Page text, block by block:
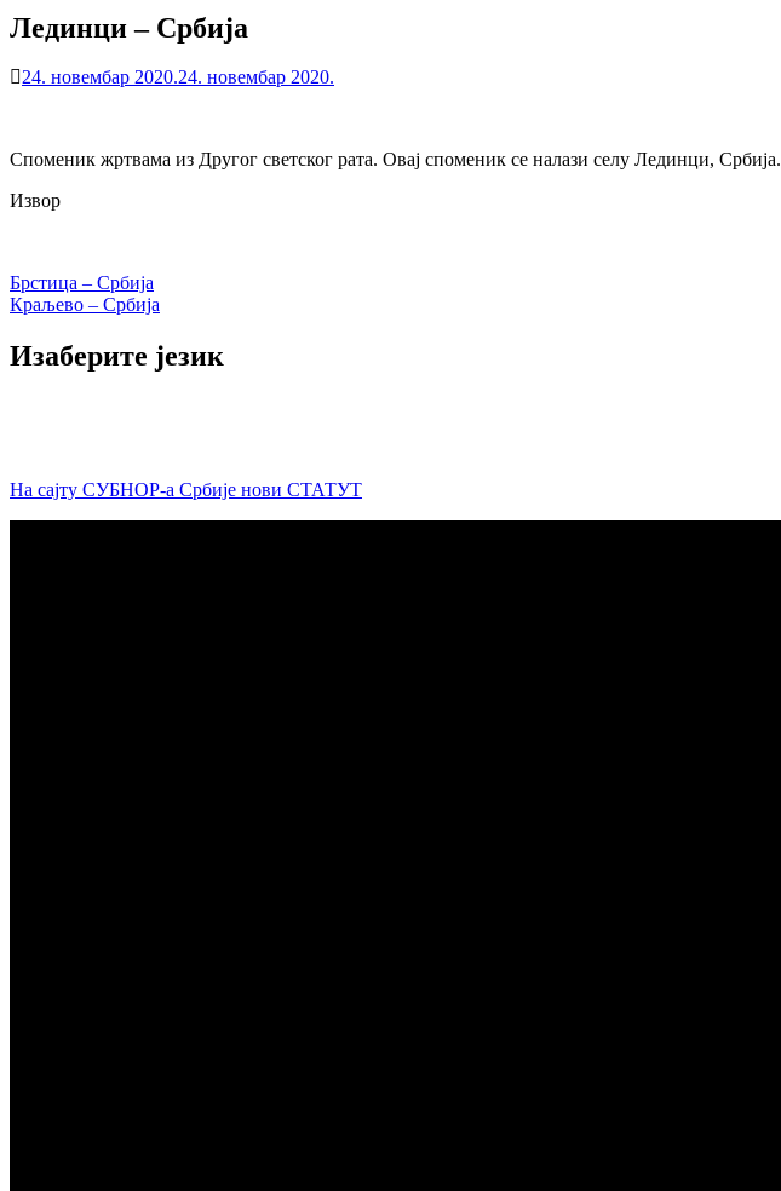
Лединци – Србија
24. новембар 2020.24. новембар 2020.
Споменик жртвама из Другог светског рата. Овај споменик се налази селу Лединци, Србија.
Извор
Кретање
чланка
Брстица – Србија
Краљево – Србија
Изаберите језик
На сајту СУБНОР-а Србије нови СТАТУТ